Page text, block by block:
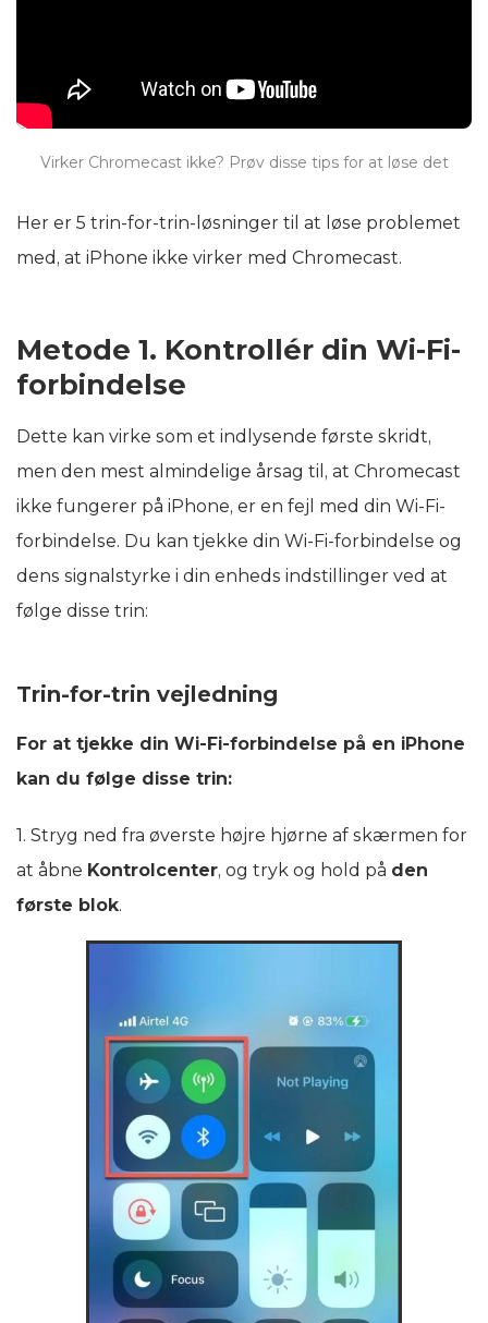
Virker Chromecast ikke? Prøv disse tips for at løse det
Her er 5 trin-for-trin-løsninger til at løse problemet
med, at iPhone ikke virker med Chromecast.
Metode 1. Kontrollér din Wi-Fi-
forbindelse
Dette kan virke som et indlysende første skridt,
men den mest almindelige årsag til, at Chromecast
ikke fungerer på iPhone, er en fejl med din Wi-Fi-
forbindelse. Du kan tjekke din Wi-Fi-forbindelse og
dens signalstyrke i din enheds indstillinger ved at
følge disse trin:
Trin-for-trin vejledning
For at tjekke din Wi-Fi-forbindelse på en iPhone
kan du følge disse trin:
1. Stryg ned fra øverste højre hjørne af skærmen for
at åbne Kontrolcenter, og tryk og hold på den
første blok.